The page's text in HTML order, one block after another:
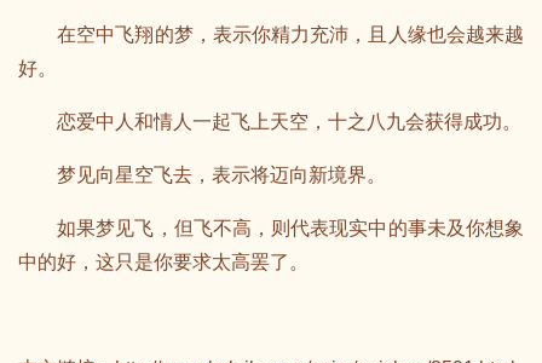
在空中飞翔的梦，表示你精力充沛，且人缘也会越来越
好。
恋爱中人和情人一起飞上天空，十之八九会获得成功。
梦见向星空飞去，表示将迈向新境界。
如果梦见飞，但飞不高，则代表现实中的事未及你想象
中的好，这只是你要求太高罢了。